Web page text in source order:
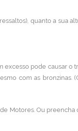
quanto a sua
excesso pode causar o
com as bronzinas.
Motores. Ou